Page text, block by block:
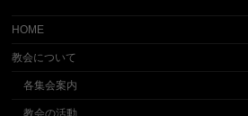
HOME
教会について
各集会案内
教会の活動